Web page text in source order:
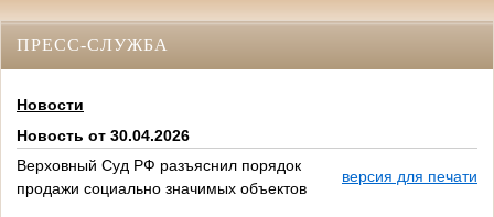
ПРЕСС-СЛУЖБА
Новости
Новость от 30.04.2026
Верховный Суд РФ разъяснил порядок
продажи социально значимых объектов
версия для печати